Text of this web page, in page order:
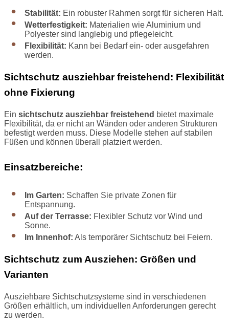
Stabilität: Ein robuster Rahmen sorgt für sicheren Halt.
Wetterfestigkeit: Materialien wie Aluminium und
Polyester sind langlebig und pflegeleicht.
Flexibilität: Kann bei Bedarf ein- oder ausgefahren
werden.
Sichtschutz ausziehbar freistehend: Flexibilität
ohne Fixierung
Ein sichtschutz ausziehbar freistehend bietet maximale
Flexibilität, da er nicht an Wänden oder anderen Strukturen
befestigt werden muss. Diese Modelle stehen auf stabilen
Füßen und können überall platziert werden.
Einsatzbereiche:
Im Garten: Schaffen Sie private Zonen für
Entspannung.
Auf der Terrasse: Flexibler Schutz vor Wind und
Sonne.
Im Innenhof: Als temporärer Sichtschutz bei Feiern.
Sichtschutz zum Ausziehen: Größen und
Varianten
Ausziehbare Sichtschutzsysteme sind in verschiedenen
Größen erhältlich, um individuellen Anforderungen gerecht
zu werden.